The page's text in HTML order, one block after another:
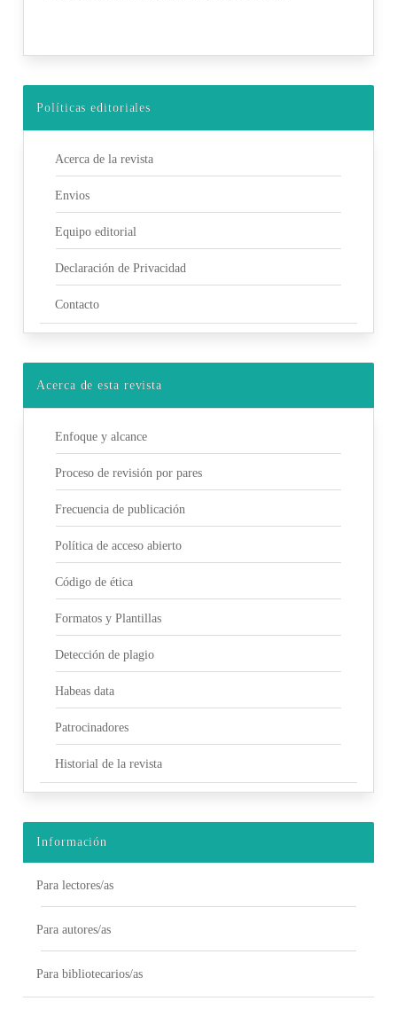
Políticas editoriales
Acerca de la revista
Envios
Equipo editorial
Declaración de Privacidad
Contacto
Acerca de esta revista
Enfoque y alcance
Proceso de revisión por pares
Frecuencia de publicación
Política de acceso abierto
Código de ética
Formatos y Plantillas
Detección de plagio
Habeas data
Patrocinadores
Historial de la revista
Información
Para lectores/as
Para autores/as
Para bibliotecarios/as